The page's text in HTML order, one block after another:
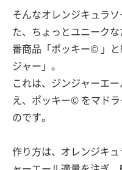
そんなオレンジキュラ
た、ちょっとユニーク
番商品「ポッキー© 」
ジャー」。
これは、ジンジャーエ
え、ポッキー© をマド
のです。
作り方は、オレンジキ